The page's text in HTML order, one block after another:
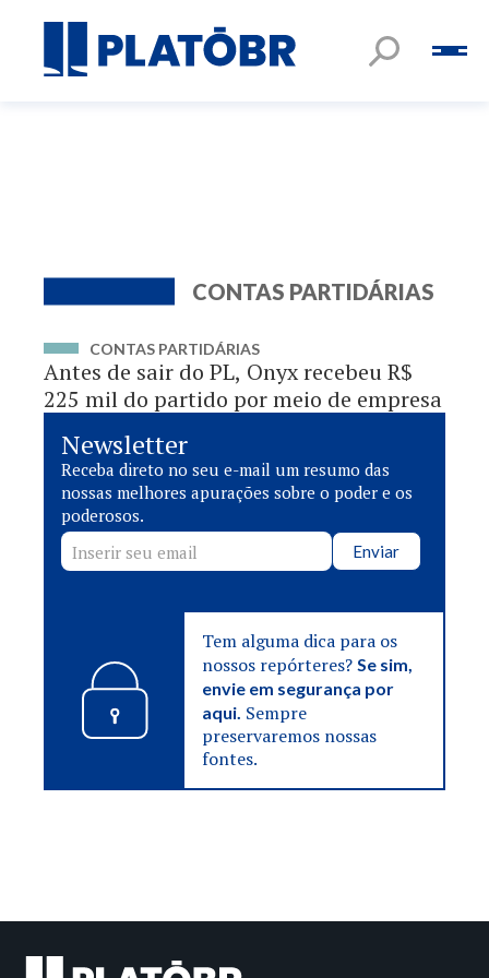
CONTAS PARTIDÁRIAS
CONTAS PARTIDÁRIAS
Antes de sair do PL, Onyx recebeu R$
225 mil do partido por meio de empresa
Newsletter
Receba direto no seu e-mail um resumo das
nossas melhores apurações sobre o poder e os
poderosos.
Enviar
Tem alguma dica para os
nossos repórteres?Se sim,
envie em segurança por
aqui. Sempre
preservaremos nossas
fontes.